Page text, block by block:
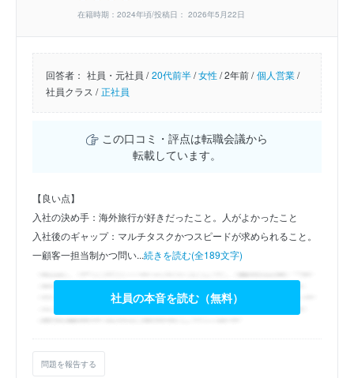
在籍時期：2024年頃/投稿日： 2026年5月22日
回答者： 社員・元社員 / 20代前半/女性/2年前 / 個人営業/
社員クラス / 正社員
この口コミ・評点は転職会議から
転載しています。
【良い点】
入社の決め手：海外旅行が好きだったこと。人がよかったこと
入社後のギャップ：マルチタスクかつスピードが求められること。
一顧客一担当制かつ問い...続きを読む(全189文字)
社員の本音を読む（無料）
問題を報告する